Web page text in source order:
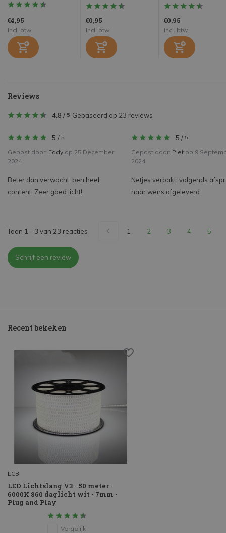
€4,95
Incl. btw
€0,95
Incl. btw
€0,95
Incl. btw
Reviews
4.8 / 5 Gebaseerd op 23 reviews
5 / 5
Gepost door: Eddy op 25 December
2024
Beter dan verwacht, ben heel
content. Zeer goed licht!
5 / 5
Gepost door: Piet op 9
2024
Netjes verpakt, volgends
naar wens afgeleverd.
Toon 1 - 3 van 23 reacties 1 2 3 4 5
Schrijf een review
Recent bekeken
LCB
LED Lichtslang V3 - 50 meter -
6000K 860 daglicht wit - 7mm -
Plug and Play
Vergelijk